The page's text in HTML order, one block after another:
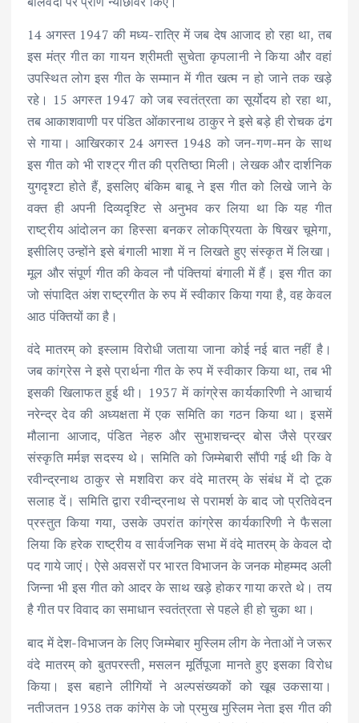
14 अगस्त 1947 की मध्य-रात्रि में जब देष आजाद हो रहा था, तब
इस मंत्र गीत का गायन श्रीमती सुचेता कृपलानी ने किया और वहां
उपस्थित लोग इस गीत के सम्मान में गीत खत्म न हो जाने तक खड़े
रहे। 15 अगस्त 1947 को जब स्वतंत्रता का सूर्योदय हो रहा था,
तब आकाशवाणी पर पंडित ओंकारनाथ ठाकुर ने इसे बड़े ही रोचक ढंग
से गाया। आखिरकार 24 अगस्त 1948 को जन-गण-मन के साथ
इस गीत को भी राश्ट्र गीत की प्रतिष्ठा मिली। लेखक और दार्शनिक
युगदृश्टा होते हैं, इसलिए बंकिम बाबू ने इस गीत को लिखे जाने के
वक्त ही अपनी दिव्यदृश्टि से अनुभव कर लिया था कि यह गीत
राष्ट्रीय आंदोलन का हिस्सा बनकर लोकप्रियता के षिखर चूमेगा,
इसीलिए उन्होंने इसे बंगाली भाशा में न लिखते हुए संस्कृत में लिखा।
मूल और संपूर्ण गीत की केवल नौ पंक्तियां बंगाली में हैं। इस गीत का
जो संपादित अंश राष्ट्रगीत के रुप में स्वीकार किया गया है, वह केवल
आठ पंक्तियों का है।
वंदे मातरम् को इस्लाम विरोधी जताया जाना कोई नई बात नहीं है।
जब कांग्रेस ने इसे प्रार्थना गीत के रुप में स्वीकार किया था, तब भी
इसकी खिलाफत हुई थी। 1937 में कांग्रेस कार्यकारिणी ने आचार्य
नरेन्द्र देव की अध्यक्षता में एक समिति का गठन किया था। इसमें
मौलाना आजाद, पंडित नेहरु और सुभाशचन्द्र बोस जैसे प्रखर
संस्कृति मर्मज्ञ सदस्य थे। समिति को जिम्मेबारी सौंपी गई थी कि वे
रवीन्द्रनाथ ठाकुर से मशविरा कर वंदे मातरम् के संबंध में दो टूक
सलाह दें। समिति द्वारा रवीन्द्रनाथ से परामर्श के बाद जो प्रतिवेदन
प्रस्तुत किया गया, उसके उपरांत कांग्रेस कार्यकारिणी ने फैसला
लिया कि हरेक राष्ट्रीय व सार्वजनिक सभा में वंदे मातरम् के केवल दो
पद गाये जाएं। ऐसे अवसरों पर भारत विभाजन के जनक मोहम्मद अली
जिन्ना भी इस गीत को आदर के साथ खड़े होकर गाया करते थे। तय
है गीत पर विवाद का समाधान स्वतंत्रता से पहले ही हो चुका था।
बाद में देश-विभाजन के लिए जिम्मेबार मुस्लिम लीग के नेताओं ने जरूर
वंदे मातरम् को बुतपरस्ती, मसलन मूर्तिपूजा मानते हुए इसका विरोध
किया। इस बहाने लीगियों ने अल्पसंख्यकों को खूब उकसाया।
नतीजतन 1938 तक कांगेस के जो प्रमुख मुस्लिम नेता इस गीत की